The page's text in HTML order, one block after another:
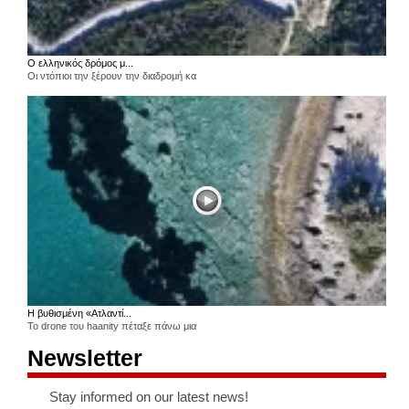
Ο ελληνικός δρόμος μ...
Οι ντόπιοι την ξέρουν την διαδρομή κα
Η βυθισμένη «Ατλαντί...
Το drone του haanity πέταξε πάνω μια
Newsletter
Stay informed on our latest news!